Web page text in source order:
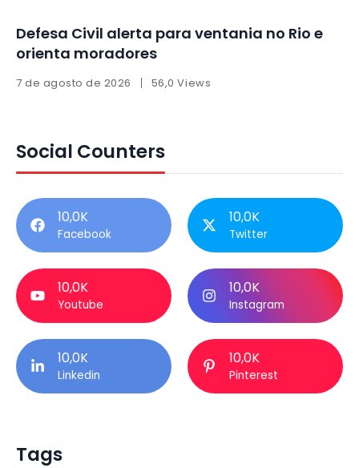
Defesa Civil alerta para ventania no Rio e
orienta moradores
7 de agosto de 2026 56,0 Views
Social Counters
10,0K
Facebook
10,0K
Twitter
10,0K
Youtube
10,0K
Instagram
10,0K
Linkedin
10,0K
Pinterest
Tags